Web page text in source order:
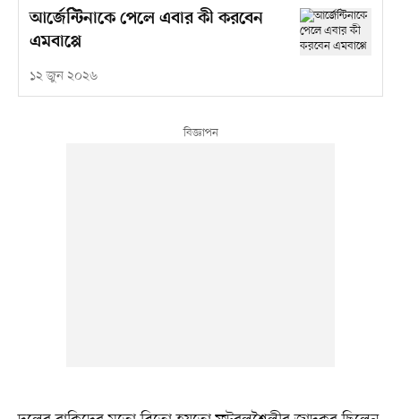
আর্জেন্টিনাকে পেলে এবার কী করবেন
এমবাপ্পে
১২ জুন ২০২৬